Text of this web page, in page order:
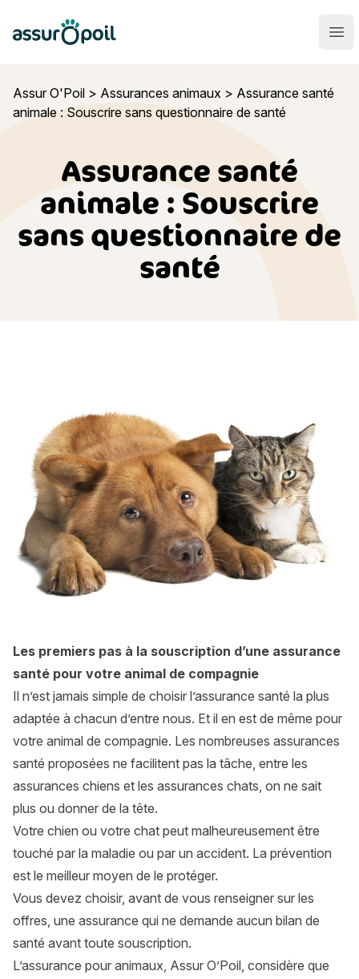
Assur O'Poil
Assur O'Poil > Assurances animaux > Assurance santé
animale : Souscrire sans questionnaire de santé
Assurance santé
animale : Souscrire
sans questionnaire de
santé
Les premiers pas à la souscription d’une assurance
santé pour votre animal de compagnie
Il n’est jamais simple de choisir l’assurance santé la plus
adaptée à chacun d’entre nous. Et il en est de même pour
votre animal de compagnie. Les nombreuses assurances
santé proposées ne facilitent pas la tâche, entre les
assurances chiens et les assurances chats, on ne sait
plus ou donner de la tête.
Votre chien ou votre chat peut malheureusement être
touché par la maladie ou par un accident. La prévention
est le meilleur moyen de le protéger.
Vous devez choisir, avant de vous renseigner sur les
offres, une assurance qui ne demande aucun bilan de
santé avant toute souscription.
L’assurance pour animaux, Assur O’Poil, considère que